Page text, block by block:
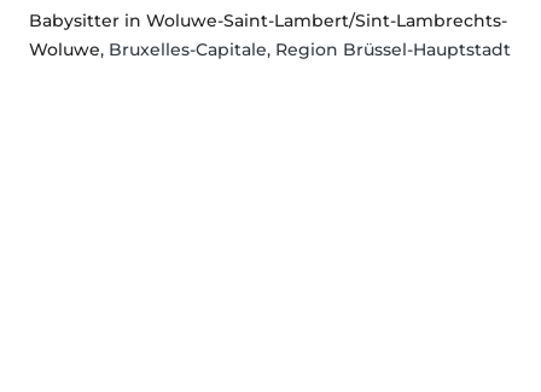
Babysitter in Woluwe-Saint-Lambert/Sint-Lambrechts-
Woluwe, Bruxelles-Capitale, Region Brüssel-Hauptstadt